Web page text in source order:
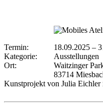
Termin: 18.09.2025 –
Kategorie:
Ausstellungen
Ort:
Waitzinger
83714
Kunstprojekt von Julia Eichler